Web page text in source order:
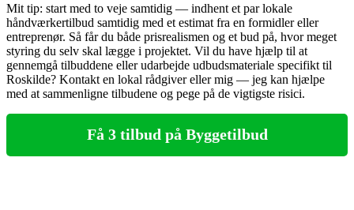
Mit tip: start med to veje samtidig — indhent et par lokale
håndværkertilbud samtidig med et estimat fra en formidler eller
entreprenør. Så får du både prisrealismen og et bud på, hvor meget
styring du selv skal lægge i projektet. Vil du have hjælp til at
gennemgå tilbuddene eller udarbejde udbudsmateriale specifikt til
Roskilde? Kontakt en lokal rådgiver eller mig — jeg kan hjælpe
med at sammenligne tilbudene og pege på de vigtigste risici.
Få 3 tilbud på Byggetilbud